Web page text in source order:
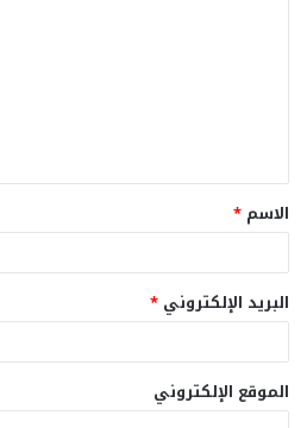
ق
*
الاسم *
البريد الإلكتروني *
الموقع الإلكتروني